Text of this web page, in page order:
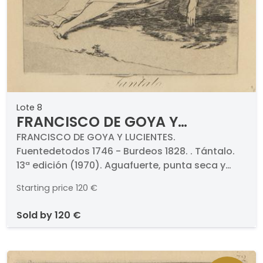
Lote 8
FRANCISCO DE GOYA Y
LUCIENTES - Tántalo. 13ª edición
(1970)
FRANCISCO DE GOYA Y LUCIENTES.
Fuentedetodos 1746 - Burdeos 1828. . Tántalo.
13ª edición (1970). Aguafuerte, punta seca y
Medidas 205 x 150 mm plancha. Con marca de
Pertenece a la serie de Los Caprichos.
Starting price 120 €
sold by120 €